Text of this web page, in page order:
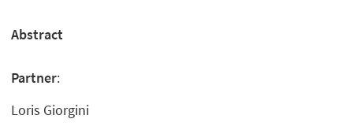
Abstract
Partner:
Loris Giorgini